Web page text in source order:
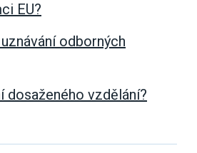
EU?
odborných
dosaženého vzdělání?